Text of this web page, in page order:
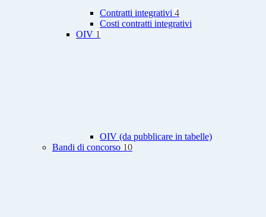
Contratti integrativi 4
Costi contratti integrativi
OIV 1
OIV (da pubblicare in tabelle)
Bandi di concorso 10